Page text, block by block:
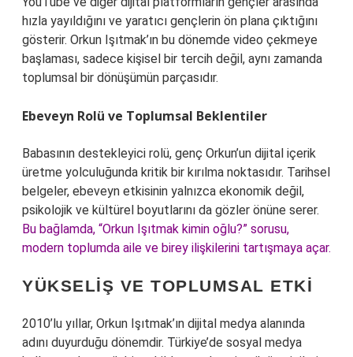
hızla yayıldığını ve yaratıcı gençlerin ön plana çıktığını
gösterir. Orkun Işıtmak’ın bu dönemde video çekmeye
başlaması, sadece kişisel bir tercih değil, aynı zamanda
toplumsal bir dönüşümün parçasıdır.
Ebeveyn Rolü ve Toplumsal Beklentiler
Babasının destekleyici rolü, genç Orkun’un dijital içerik
üretme yolculuğunda kritik bir kırılma noktasıdır. Tarihsel
belgeler, ebeveyn etkisinin yalnızca ekonomik değil,
psikolojik ve kültürel boyutlarını da gözler önüne serer.
Bu bağlamda, “Orkun Işıtmak kimin oğlu?” sorusu,
modern toplumda aile ve birey ilişkilerini tartışmaya açar.
YÜKSELIŞ VE TOPLUMSAL ETKI
2010’lu yıllar, Orkun Işıtmak’ın dijital medya alanında
adını duyurduğu dönemdir. Türkiye’de sosyal medya